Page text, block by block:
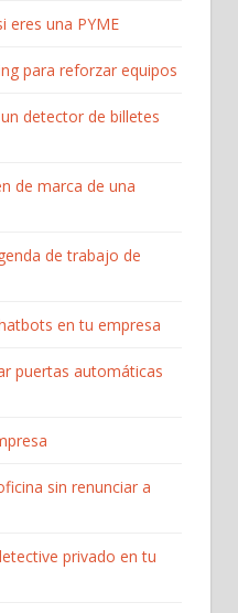
eres una PYME
para reforzar equipos
detector de billetes
de marca de una
de trabajo de
en tu empresa
puertas automáticas
sin renunciar a
privado en tu